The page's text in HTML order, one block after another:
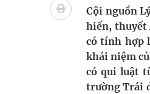
"Nền kinh tế bạc"
Quảng Trị: Phát
bảo vệ sức khỏe
Không chỉ cắt tóc,
Cội nguồn
hiến, thuyết
có tính hợp
khái niệm
có qui luật
trường Trái